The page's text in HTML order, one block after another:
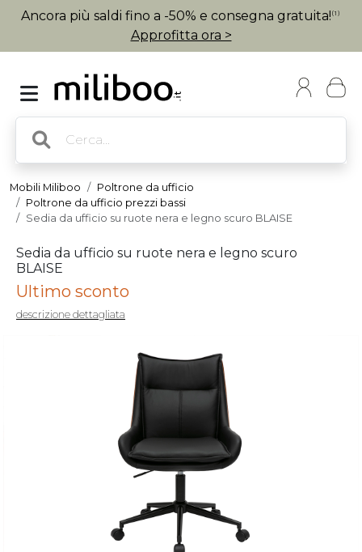
Ancora più saldi fino a -50% e consegna gratuita! (1)
Approfitta ora >
Mobili Miliboo
Poltrone da ufficio
Poltrone da ufficio prezzi bassi
Sedia da ufficio su ruote nera e legno scuro BLAISE
Sedia da ufficio su ruote nera e legno scuro
BLAISE
Ultimo sconto
descrizione dettagliata